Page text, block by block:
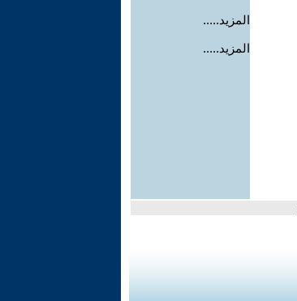
المزيد.....
المزيد.....